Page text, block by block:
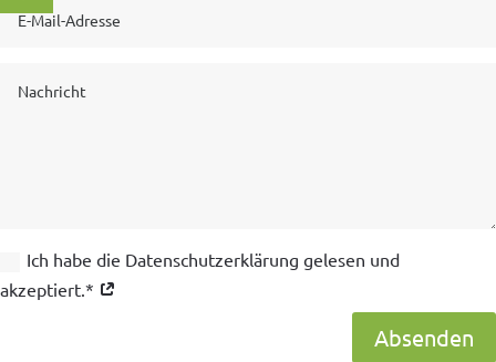
Ich habe die Datenschutzerklärung gelesen und
akzeptiert.*
Absenden